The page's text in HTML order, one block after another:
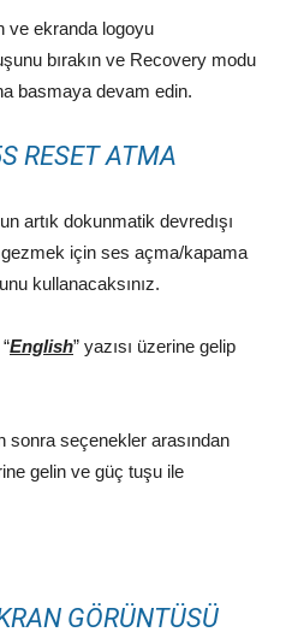
ve ekranda logoyu
bırakın ve Recovery modu
basmaya devam edin.
RESET ATMA
artık dokunmatik devredışı
gezmek için ses açma/kapama
kullanacaksınız.
English” yazısı üzerine gelip
sonra seçenekler arasından
gelin ve güç tuşu ile
GÖRÜNTÜSÜ